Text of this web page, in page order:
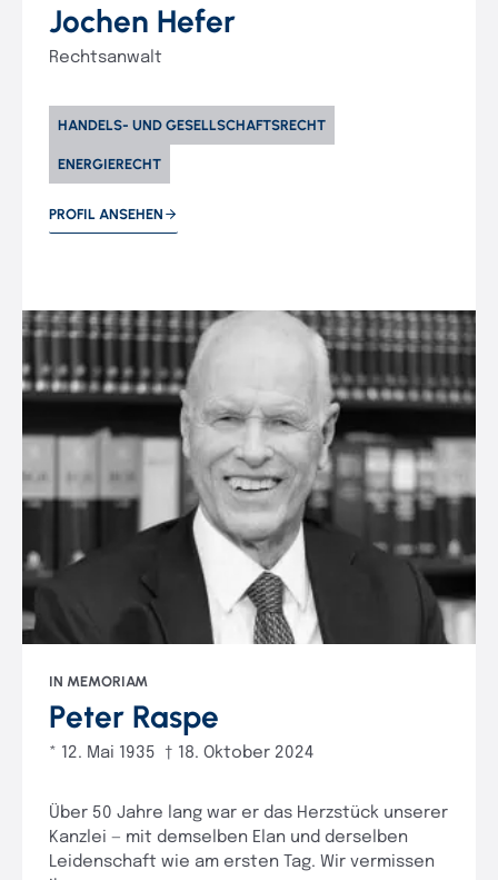
Jochen Hefer
Rechtsanwalt
HANDELS- UND GESELLSCHAFTSRECHT
ENERGIERECHT
PROFIL ANSEHEN
IN MEMORIAM
Peter Raspe
* 12. Mai 1935 † 18. Oktober 2024
Über 50 Jahre lang war er das Herzstück unserer
Kanzlei — mit demselben Elan und derselben
Leidenschaft wie am ersten Tag. Wir vermissen